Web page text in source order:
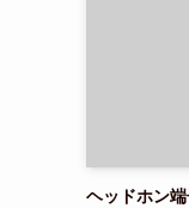
ヘッドホン